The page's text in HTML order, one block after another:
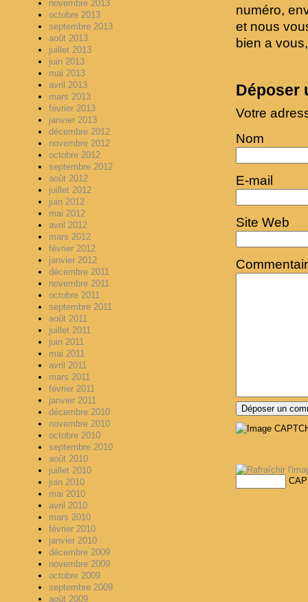
numéro,
et nous
bien a
Déposer
Votre
Nom
E-mail
Site Web
novembre 2013
octobre 2013
septembre 2013
août 2013
juillet 2013
juin 2013
mai 2013
avril 2013
mars 2013
février 2013
janvier 2013
décembre 2012
novembre 2012
octobre 2012
septembre 2012
août 2012
juillet 2012
juin 2012
mai 2012
avril 2012
mars 2012
février 2012
janvier 2012
décembre 2011
novembre 2011
octobre 2011
septembre 2011
août 2011
juillet 2011
juin 2011
mai 2011
avril 2011
mars 2011
février 2011
janvier 2011
décembre 2010
novembre 2010
octobre 2010
septembre 2010
août 2010
juillet 2010
juin 2010
mai 2010
avril 2010
mars 2010
février 2010
janvier 2010
décembre 2009
novembre 2009
octobre 2009
septembre 2009
août 2009